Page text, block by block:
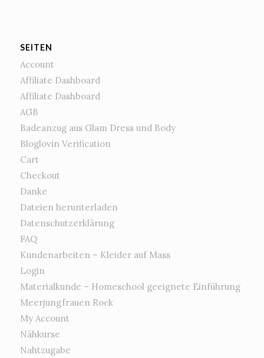
SEITEN
Account
Affiliate Dashboard
Affiliate Dashboard
AGB
Badeanzug aus Glam Dress und Body
Bloglovin Verification
Cart
Checkout
Danke
Dateien herunterladen
Datenschutzerklärung
FAQ
Kundenarbeiten – Kleider auf Mass
Login
Materialkunde – Homeschool geeignete Einführung
Meerjungfrauen Rock
My Account
Nähkurse
Nahtzugabe